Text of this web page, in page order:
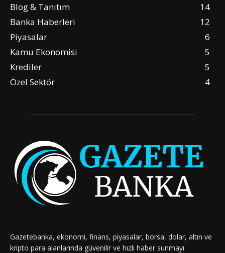
Blog & Tanıtım
14
Banka Haberleri
12
Piyasalar
6
Kamu Ekonomisi
5
Krediler
5
Özel Sektör
4
Gazetebanka, ekonomi, finans, piyasalar, borsa, dolar, altın ve
kripto para alanlarında güvenilir ve hızlı haber sunmayı